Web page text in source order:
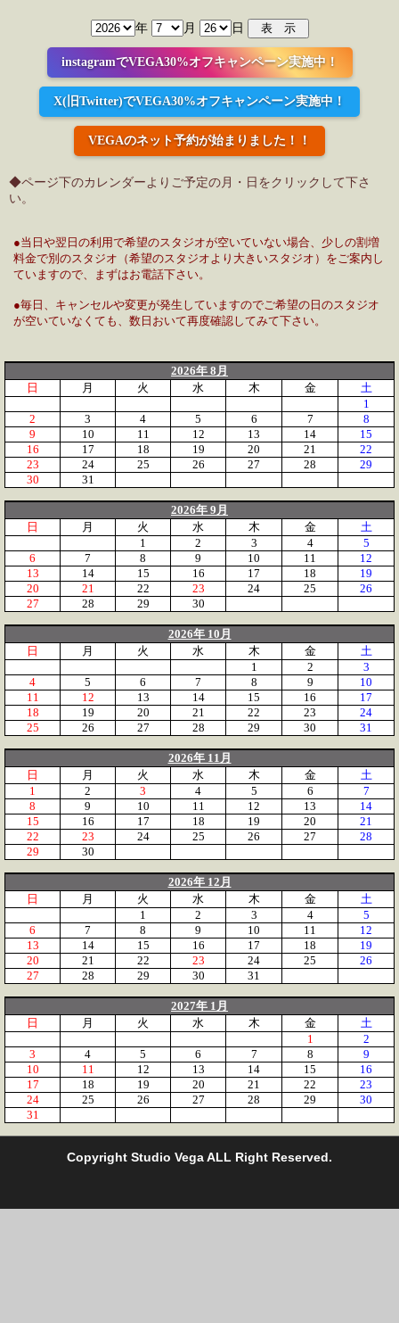
年 月 日
instagramでVEGA30%オフキャンペーン実施中！
X(旧Twitter)でVEGA30%オフキャンペーン実施中！
VEGAのネット予約が始まりました！！
◆ページ下のカレンダーよりご予定の月・日をクリックして下さ
い。
●当日や翌日の利用で希望のスタジオが空いていない場合、少しの割増
料金で別のスタジオ（希望のスタジオより大きいスタジオ）をご案内し
ていますので、まずはお電話下さい。
●毎日、キャンセルや変更が発生していますのでご希望の日のスタジオ
が空いていなくても、数日おいて再度確認してみて下さい。
2026年 8月
日
月 火 水 木 金
土
1
2
3 4 5 6 7
8
9
10 11 12 13 14
15
16
17 18 19 20 21
22
23
24 25 26 27 28
29
30
31
2026年 9月
日
月 火 水 木 金
土
1
2 3 4
5
6
7 8 9 10 11
12
13
14 15 16 17 18
19
20
21 22 23 24 25
26
27
28 29 30
2026年 10月
日
月 火 水 木 金
土
1
2
3
4
5 6 7 8 9
10
11
12 13 14 15 16
17
18
19 20 21 22 23
24
25
26 27 28 29 30 31
2026年 11月
日
月 火 水 木 金
土
1
2 3 4 5 6
7
8
9 10 11 12 13
14
15
16 17 18 19 20
21
22
23 24 25 26 27
28
29
30
2026年 12月
日
月 火 水 木 金
土
1
2 3 4
5
6
7 8 9 10 11
12
13
14 15 16 17 18
19
20
21 22 23 24 25
26
27
28 29 30 31
2027年 1月
日
月 火 水 木 金
土
1
2
3
4 5 6 7 8
9
10
11 12 13 14 15
16
17
18 19 20 21 22
23
24
25 26 27 28 29
30
31
Copyright Studio Vega ALL Right Reserved.